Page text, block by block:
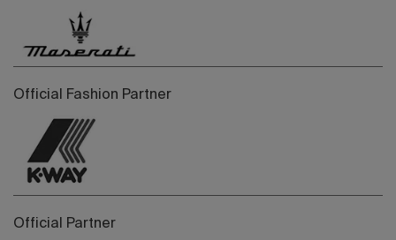
Official Fashion Partner
Official Partner